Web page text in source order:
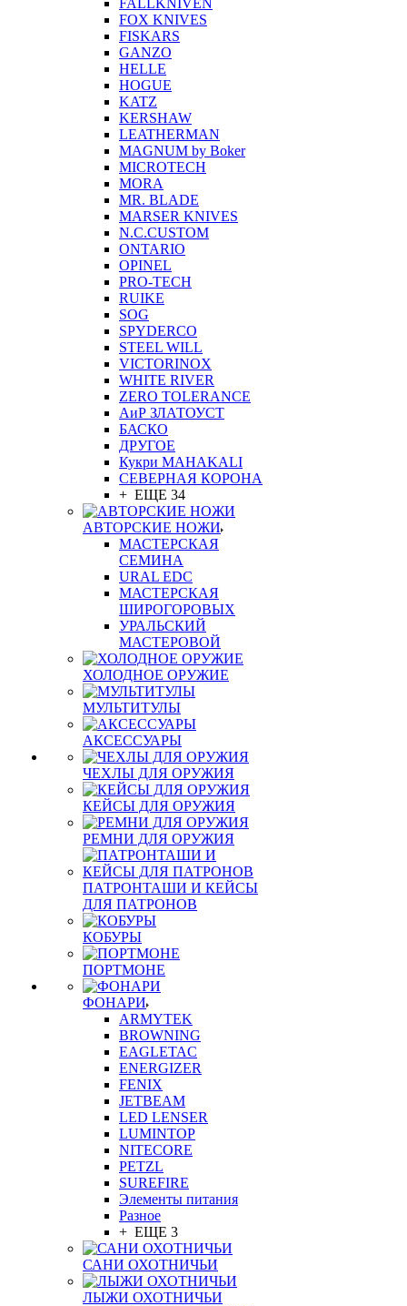
FALLKNIVEN
FOX KNIVES
FISKARS
GANZO
HELLE
HOGUE
KATZ
KERSHAW
LEATHERMAN
MAGNUM by Boker
MICROTECH
MORA
MR. BLADE
MARSER KNIVES
N.C.CUSTOM
ONTARIO
OPINEL
PRO-TECH
RUIKE
SOG
SPYDERCO
STEEL WILL
VICTORINOX
WHITE RIVER
ZERO TOLERANCE
АиР ЗЛАТОУСТ
БАСКО
ДРУГОЕ
Кукри MAHAKALI
СЕВЕРНАЯ КОРОНА
+ ЕЩЕ 34
АВТОРСКИЕ НОЖИ
МАСТЕРСКАЯ
СЕМИНА
URAL EDC
МАСТЕРСКАЯ
ШИРОГОРОВЫХ
УРАЛЬСКИЙ
МАСТЕРОВОЙ
ХОЛОДНОЕ ОРУЖИЕ
МУЛЬТИТУЛЫ
АКСЕССУАРЫ
ЧЕХЛЫ ДЛЯ ОРУЖИЯ
КЕЙСЫ ДЛЯ ОРУЖИЯ
РЕМНИ ДЛЯ ОРУЖИЯ
ПАТРОНТАШИ И КЕЙСЫ
ДЛЯ ПАТРОНОВ
КОБУРЫ
ПОРТМОНЕ
ФОНАРИ
ARMYTEK
BROWNING
EAGLETAC
ENERGIZER
FENIX
JETBEAM
LED LENSER
LUMINTOP
NITECORE
PETZL
SUREFIRE
Элементы питания
Разное
+ ЕЩЕ 3
САНИ ОХОТНИЧЬИ
ЛЫЖИ ОХОТНИЧЬИ